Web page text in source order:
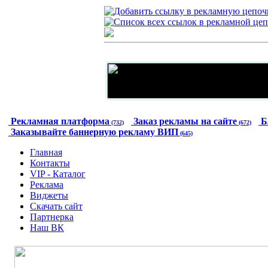
Рекламная платформа (732) Заказ рекламы на сайте (672)
Заказывайте баннерную рекламу ВИП (645)
Главная
Контакты
VIP - Каталог
Реклама
Виджеты
Скачать сайт
Партнерка
Наш ВК